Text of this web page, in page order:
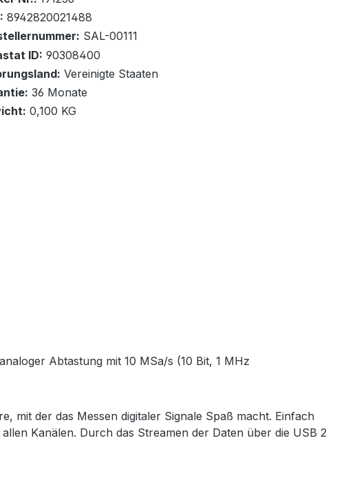
Warenkorb
8942820021488
SAL-00111
ID: 90308400
Vereinigte Staaten
36 Monate
0,100 KG
Abtastung mit 10 MSa/s (10 Bit, 1 MHz
mit der das Messen digitaler Signale Spaß macht. Einfach
Kanälen. Durch das Streamen der Daten über die USB 2